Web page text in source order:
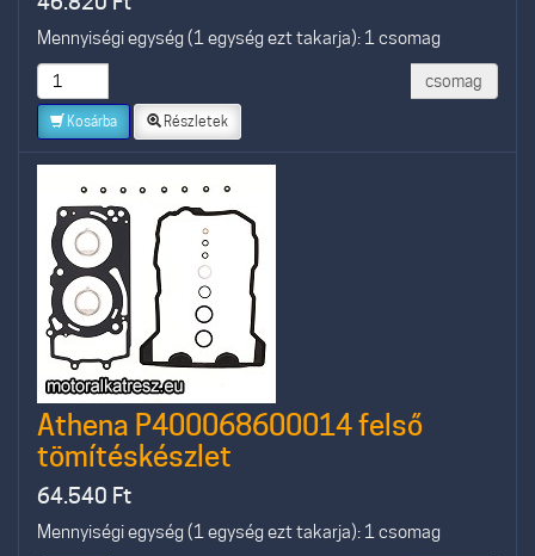
Mennyiségi egység (1 egység ezt takarja): 1 csomag
csomag
Kosárba Részletek
Athena P400068600014 felső
tömítéskészlet
64.540 Ft
Mennyiségi egység (1 egység ezt takarja): 1 csomag